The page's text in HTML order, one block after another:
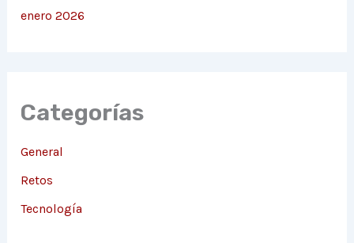
enero 2026
Categorías
General
Retos
Tecnología